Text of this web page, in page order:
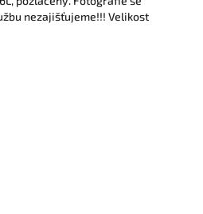
nezajišťujeme!!! Velikost